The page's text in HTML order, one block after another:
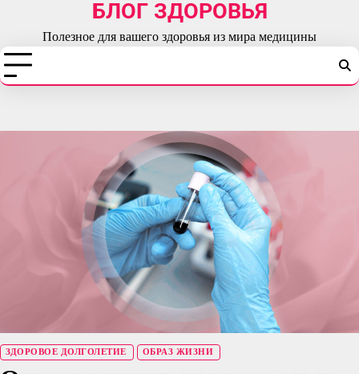
содержимому
БЛОГ ЗДОРОВЬЯ
Полезное для вашего здоровья из мира медицины
ЗДОРОВОЕ ДОЛГОЛЕТИЕ ОБРАЗ ЖИЗНИ